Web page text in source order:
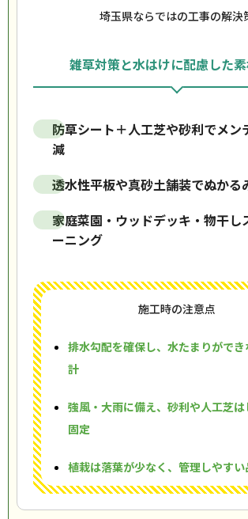
埼玉県ならではの工事の解決
雑草対策と水はけに配慮した
防草シート＋人工芝や砂利でメン
減
透水性平板や真砂土舗装でぬかる
家庭菜園・ウッドデッキ・物干し
ーニング
施工時の注意点
排水勾配を確保し、水たまりがで
計
強風・大雨に備え、砂利や人工芝は
固定
植栽は落葉が少なく、管理しやす